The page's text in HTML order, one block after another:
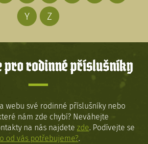
Y
Z
pro rodinné příslušníky
webu své rodinné příslušníky nebo
nám zde chybí? Neváhejte
na nás najdete zde. Podívejte se
od vás potřebujeme?.